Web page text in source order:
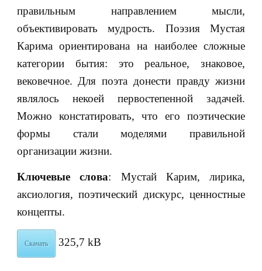
правильным направлением мысли,
объективировать мудрость. Поэзия Мустая
Карима ориентирована на наиболее сложные
категории бытия: это реальное, знаковое,
вековечное. Для поэта донести правду жизни
являлось некоей первостепенной задачей.
Можно констатировать, что его поэтические
формы стали моделями правильной
организации жизни.
Ключевые слова: Мустай Карим, лирика,
аксиология, поэтический дискурс, ценностные
концепты.
Скачать 325,7 kB